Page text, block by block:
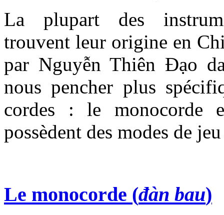
La plupart des
trouvent leur origine en
par Nguyễn Thiên Đạo
nous pencher plus
cordes : le monocorde
possèdent des modes de
Le monocorde (đàn bau)